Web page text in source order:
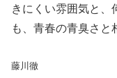
きにくい雰囲気と、
も、青春の青臭さと
藤川徹